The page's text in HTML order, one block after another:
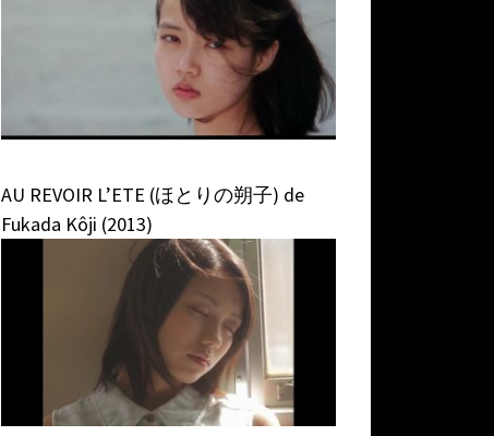
AU REVOIR L’ETE (ほとりの朔子) de
Fukada Kôji (2013)